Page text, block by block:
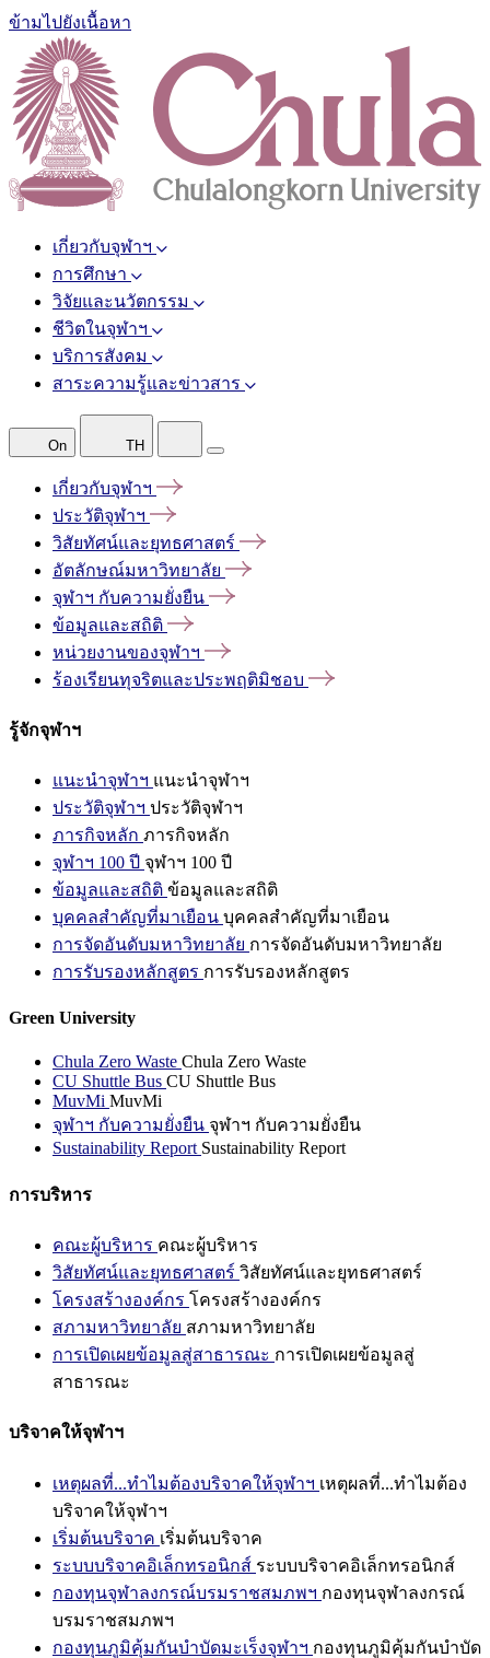
ข้ามไปยังเนื้อหา
เกี่ยวกับจุฬาฯ
การศึกษา
วิจัยและนวัตกรรม
ชีวิตในจุฬาฯ
บริการสังคม
สาระความรู้และข่าวสาร
On TH
เกี่ยวกับจุฬาฯ
ประวัติจุฬาฯ
วิสัยทัศน์และยุทธศาสตร์
อัตลักษณ์มหาวิทยาลัย
จุฬาฯ กับความยั่งยืน
ข้อมูลและสถิติ
หน่วยงานของจุฬาฯ
ร้องเรียนทุจริตและประพฤติมิชอบ
รู้จักจุฬาฯ
แนะนำจุฬาฯ แนะนำจุฬาฯ
ประวัติจุฬาฯ ประวัติจุฬาฯ
ภารกิจหลัก ภารกิจหลัก
จุฬาฯ 100 ปี จุฬาฯ 100 ปี
ข้อมูลและสถิติ ข้อมูลและสถิติ
บุคคลสำคัญที่มาเยือน บุคคลสำคัญที่มาเยือน
การจัดอันดับมหาวิทยาลัย การจัดอันดับมหาวิทยาลัย
การรับรองหลักสูตร การรับรองหลักสูตร
Green University
Chula Zero Waste Chula Zero Waste
CU Shuttle Bus CU Shuttle Bus
MuvMi MuvMi
จุฬาฯ กับความยั่งยืน จุฬาฯ กับความยั่งยืน
Sustainability Report Sustainability Report
การบริหาร
คณะผู้บริหาร คณะผู้บริหาร
วิสัยทัศน์และยุทธศาสตร์ วิสัยทัศน์และยุทธศาสตร์
โครงสร้างองค์กร โครงสร้างองค์กร
สภามหาวิทยาลัย สภามหาวิทยาลัย
การเปิดเผยข้อมูลสู่สาธารณะ การเปิดเผยข้อมูลสู่
สาธารณะ
บริจาคให้จุฬาฯ
เหตุผลที่...ทำไมต้องบริจาคให้จุฬาฯ เหตุผลที่...ทำไมต้อง
บริจาคให้จุฬาฯ
เริ่มต้นบริจาค เริ่มต้นบริจาค
ระบบบริจาคอิเล็กทรอนิกส์ ระบบบริจาคอิเล็กทรอนิกส์
กองทุนจุฬาลงกรณ์บรมราชสมภพฯ กองทุนจุฬาลงกรณ์
บรมราชสมภพฯ
กองทุนภูมิคุ้มกันบำบัดมะเร็งจุฬาฯ กองทุนภูมิคุ้มกันบำบัด